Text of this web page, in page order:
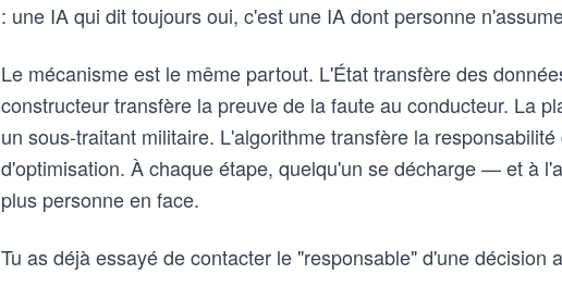
: une IA qui dit toujours oui, c'est une IA dont personne
Le mécanisme est le même partout. L'État transfère des
constructeur transfère la preuve de la faute au conducteur. La
un sous-traitant militaire. L'algorithme transfère la
d'optimisation. À chaque étape, quelqu'un se décharge — et à
plus personne en face.
Tu as déjà essayé de contacter le "responsable" d'une décision